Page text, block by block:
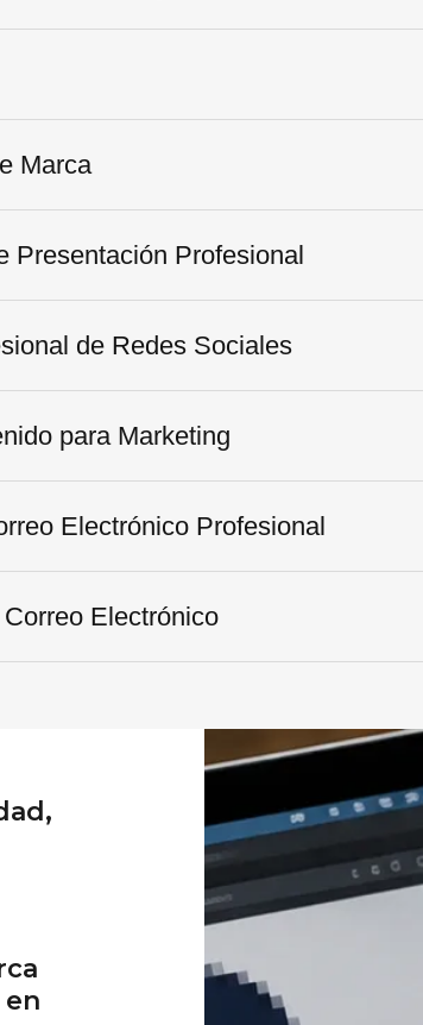
Marca
Presentación Profesional
de Redes Sociales
para Marketing
Electrónico Profesional
Electrónico